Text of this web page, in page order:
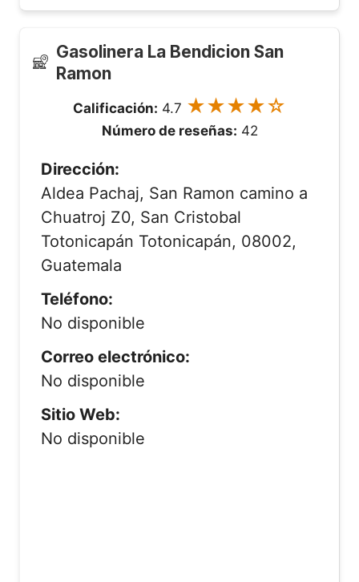
Gasolinera La Bendicion San
Ramon
Calificación: 4.7 ★★★★☆
Número de reseñas: 42
Dirección:
Aldea Pachaj, San Ramon camino a
Chuatroj Z0, San Cristobal
Totonicapán Totonicapán, 08002,
Guatemala
Teléfono:
No disponible
Correo electrónico:
No disponible
Sitio Web:
No disponible